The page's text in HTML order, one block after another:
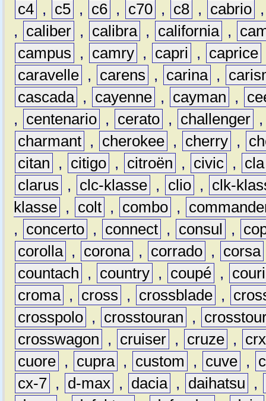
c4 , c5 , c6 , c70 , c8 , cabrio
,
caliber , calibra , california ,
campus
, camry , capri , caprice
caravelle , carens , carina ,
cascada , cayenne , cayman ,
,
centenario , cerato , challenger
charmant , cherokee , cherry ,
citan
, citigo , citroën , civic ,
cla
clarus
, clc-klasse , clio ,
clk-
klasse , colt , combo ,
,
concerto , connect , consul ,
corolla , corona , corrado , corsa
countach
, country , coupé ,
croma , cross , crossblade ,
crosspolo , crosstouran ,
crosswagon
, cruiser , cruze ,
crx
cuore , cupra , custom , cuve ,
cx-7 , d-max , dacia , daihatsu
,